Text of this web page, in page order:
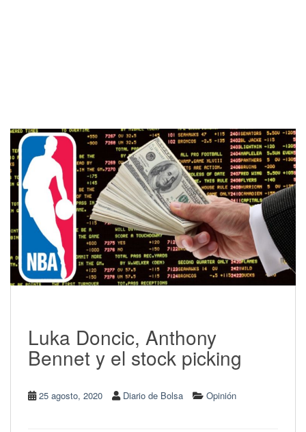
Luka Doncic, Anthony
Bennet y el stock picking
25 agosto, 2020 Diario de Bolsa Opinión